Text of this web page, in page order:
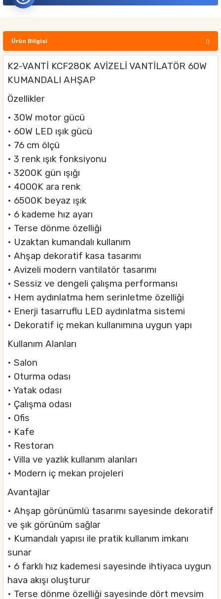
Ürün Bilgisi
K2-VANTİ KCF280K AVİZELİ VANTİLATÖR 60W
KUMANDALI AHŞAP
Özellikler
• 30W motor gücü
• 60W LED ışık gücü
• 76 cm ölçü
• 3 renk ışık fonksiyonu
• 3200K gün ışığı
• 4000K ara renk
• 6500K beyaz ışık
• 6 kademe hız ayarı
• Terse dönme özelliği
• Uzaktan kumandalı kullanım
• Ahşap dekoratif kasa tasarımı
• Avizeli modern vantilatör tasarımı
• Sessiz ve dengeli çalışma performansı
• Hem aydınlatma hem serinletme özelliği
• Enerji tasarruflu LED aydınlatma sistemi
• Dekoratif iç mekan kullanımına uygun yapı
Kullanım Alanları
• Salon
• Oturma odası
• Yatak odası
• Çalışma odası
• Ofis
• Kafe
• Restoran
• Villa ve yazlık kullanım alanları
• Modern iç mekan projeleri
Avantajlar
• Ahşap görünümlü tasarımı sayesinde dekoratif
ve şık görünüm sağlar
• Kumandalı yapısı ile pratik kullanım imkanı
sunar
• 6 farklı hız kademesi sayesinde ihtiyaca uygun
hava akışı oluşturur
• Terse dönme özelliği sayesinde dört mevsim